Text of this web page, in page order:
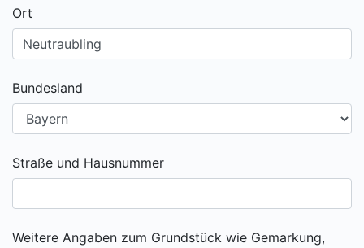
Ort
Bundesland
Straße und Hausnummer
Weitere Angaben zum Grundstück wie Gemarkung,